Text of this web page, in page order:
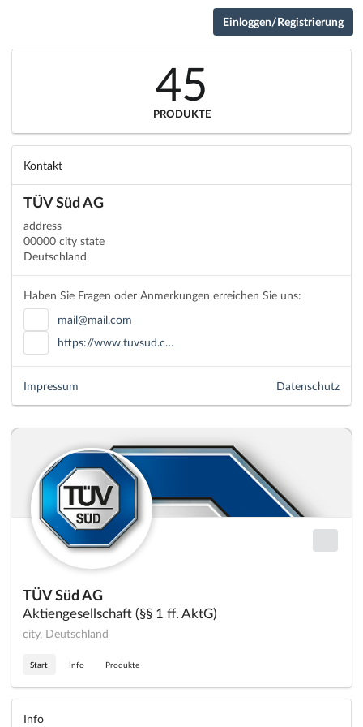
Einloggen/Registrierung
TÜV Süd AG
Aktiengesellschaft (§§ 1 ff. AktG)
city, Deutschland
Start Info Produkte
Info
45
PRODUKTE
Kontakt
TÜV Süd AG
address
00000 city state
Deutschland
Haben Sie Fragen oder Anmerkungen erreichen Sie uns:
mail@mail.com
https://www.tuvsud.c…
Datenschutz
Impressum